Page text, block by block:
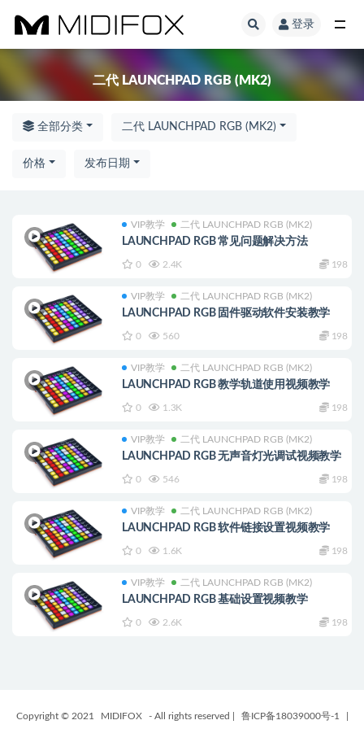
登录
二代 LAUNCHPAD RGB (MK2)
全部分类 二代 LAUNCHPAD RGB (MK2)
价格 发布日期
VIP教学 二代 LAUNCHPAD RGB (MK2)
LAUNCHPAD RGB 常见问题解决方法
0 2.4K 198
VIP教学 二代 LAUNCHPAD RGB (MK2)
LAUNCHPAD RGB 固件驱动软件安装教学
0 560 198
VIP教学 二代 LAUNCHPAD RGB (MK2)
LAUNCHPAD RGB 教学轨道使用视频教学
0 1.3K 198
VIP教学 二代 LAUNCHPAD RGB (MK2)
LAUNCHPAD RGB 无声音灯光调试视频教学
0 546 198
VIP教学 二代 LAUNCHPAD RGB (MK2)
LAUNCHPAD RGB 软件链接设置视频教学
0 1.6K 198
VIP教学 二代 LAUNCHPAD RGB (MK2)
LAUNCHPAD RGB 基础设置视频教学
0 2.6K 198
Copyright © 2021 MIDIFOX - All rights reserved 鲁ICP备18039000号-1